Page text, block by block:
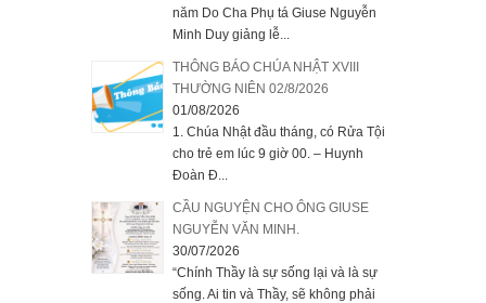
năm Do Cha Phụ tá Giuse Nguyễn
Minh Duy giảng lễ...
THÔNG BÁO CHÚA NHẬT XVIII
THƯỜNG NIÊN 02/8/2026
01/08/2026
1. Chúa Nhật đầu tháng, có Rửa Tội
cho trẻ em lúc 9 giờ 00. – Huynh
Đoàn Đ...
CẦU NGUYỆN CHO ÔNG GIUSE
NGUYỄN VĂN MINH.
30/07/2026
“Chính Thầy là sự sống lại và là sự
sống. Ai tin và Thầy, sẽ không phải